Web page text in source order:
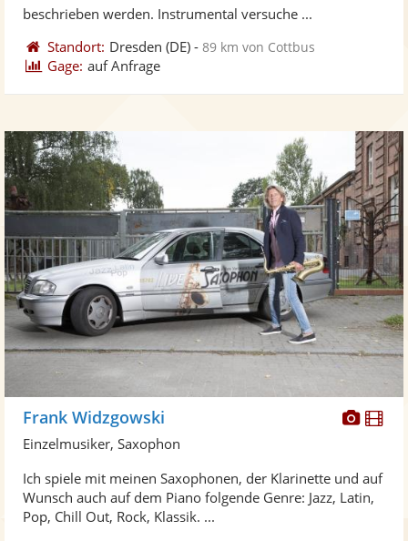
beschrieben werden. Instrumental versuche ...
Standort: Dresden (DE) -89 km von Cottbus
Gage: auf Anfrage
Fotos
Frank Widzgowski
Einzelmusiker, Saxophon
Ich spiele mit meinen Saxophonen, der Klarinette und auf
Wunsch auch auf dem Piano folgende Genre: Jazz, Latin,
Pop, Chill Out, Rock, Klassik. ...